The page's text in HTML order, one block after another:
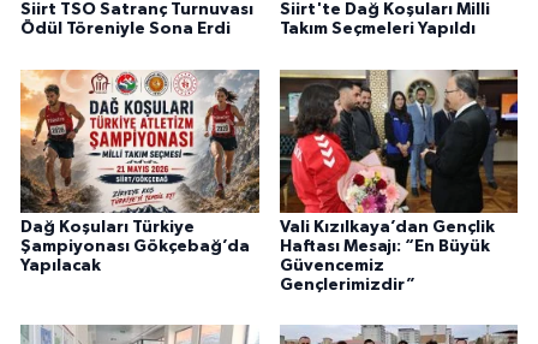
Siirt TSO Satranç Turnuvası
Ödül Töreniyle Sona Erdi
Siirt'te Dağ Koşuları Milli
Takım Seçmeleri Yapıldı
Dağ Koşuları Türkiye
Şampiyonası Gökçebağ’da
Yapılacak
Vali Kızılkaya’dan Gençlik
Haftası Mesajı: “En Büyük
Güvencemiz
Gençlerimizdir”